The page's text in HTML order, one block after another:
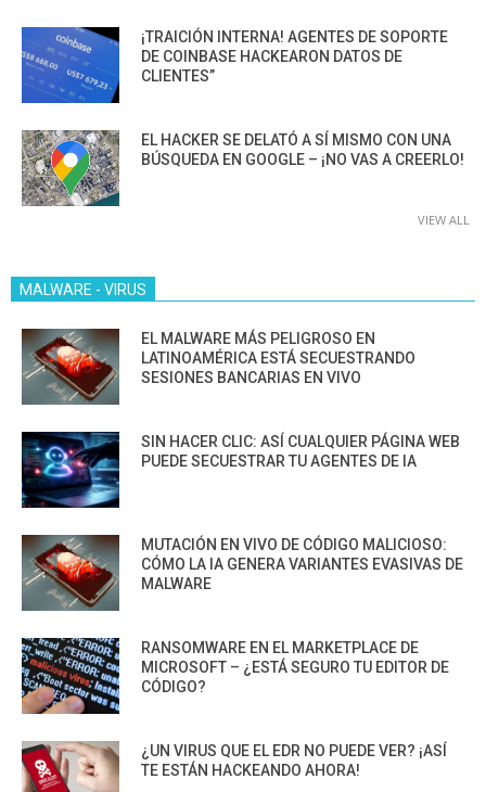
¡TRAICIÓN INTERNA! AGENTES DE SOPORTE
DE COINBASE HACKEARON DATOS DE
CLIENTES”
EL HACKER SE DELATÓ A SÍ MISMO CON UNA
BÚSQUEDA EN GOOGLE – ¡NO VAS A CREERLO!
VIEW ALL
MALWARE - VIRUS
EL MALWARE MÁS PELIGROSO EN
LATINOAMÉRICA ESTÁ SECUESTRANDO
SESIONES BANCARIAS EN VIVO
SIN HACER CLIC: ASÍ CUALQUIER PÁGINA WEB
PUEDE SECUESTRAR TU AGENTES DE IA
MUTACIÓN EN VIVO DE CÓDIGO MALICIOSO:
CÓMO LA IA GENERA VARIANTES EVASIVAS DE
MALWARE
RANSOMWARE EN EL MARKETPLACE DE
MICROSOFT – ¿ESTÁ SEGURO TU EDITOR DE
CÓDIGO?
¿UN VIRUS QUE EL EDR NO PUEDE VER? ¡ASÍ
TE ESTÁN HACKEANDO AHORA!